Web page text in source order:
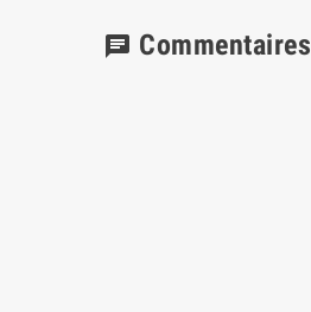
chat Commentaires